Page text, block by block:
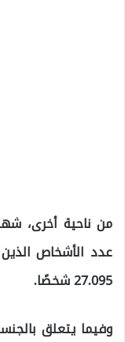
عدد الأشخاص
27.095 شخصًا.
وفيما يتعلق